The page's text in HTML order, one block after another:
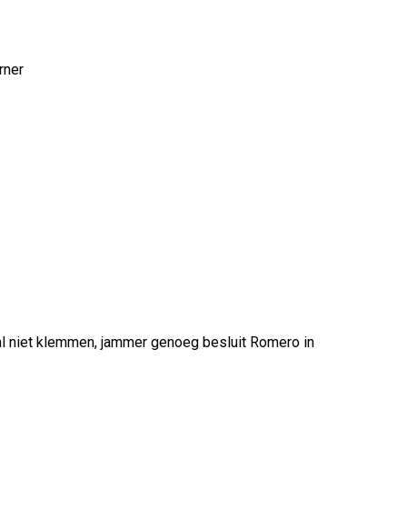
klemmen, jammer genoeg besluit Romero in